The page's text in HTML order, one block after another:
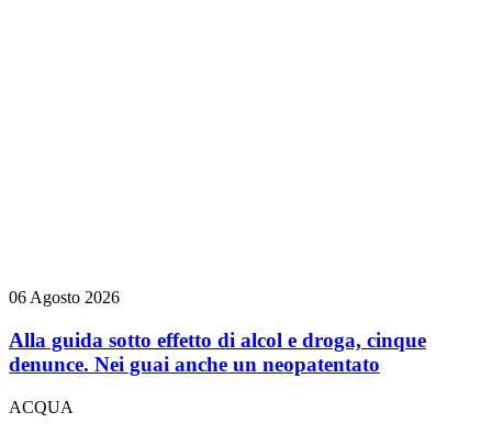
06 Agosto 2026
Alla guida sotto effetto di alcol e droga, cinque
denunce. Nei guai anche un neopatentato
ACQUA